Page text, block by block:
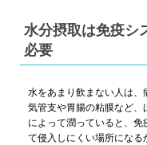
水分摂取は免疫シ
必要
水をあまり飲まない人は、
気管支や胃腸の粘膜など
によって潤っていると、
て侵入しにくい場所にな